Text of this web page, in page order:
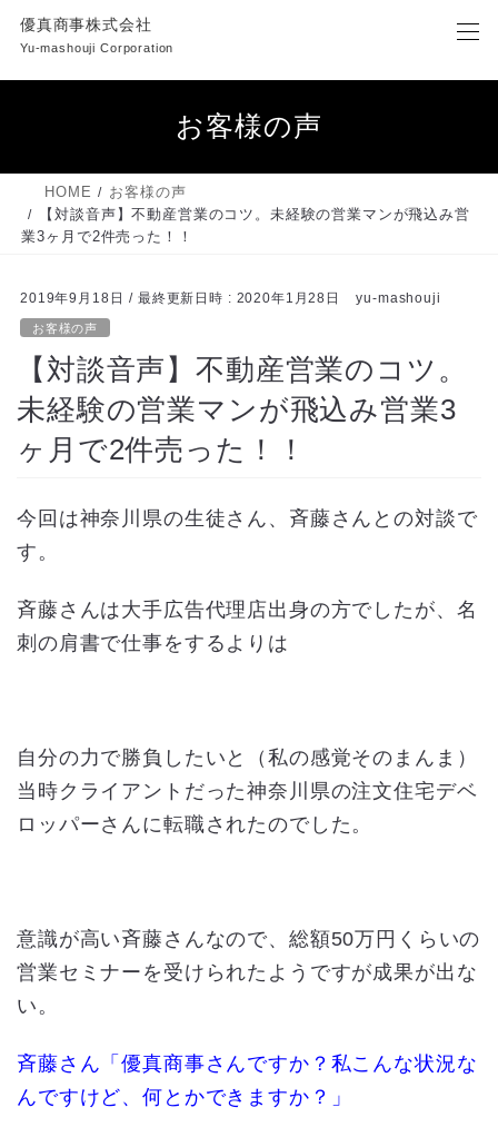
ン
キ
ー
に
優真商事株式会社
Yu-mashouji Corporation
お客様の声
HOME
お客様の声
【対談音声】不動産営業のコツ。未経験の営業マンが飛込み営
業3ヶ月で2件売った！！
2019年9月18日 / 最終更新日時 : 2020年1月28日 yu-mashouji
お客様の声
【対談音声】不動産営業のコツ。
未経験の営業マンが飛込み営業3
ヶ月で2件売った！！
今回は神奈川県の生徒さん、斉藤さんとの対談で
す。
斉藤さんは大手広告代理店出身の方でしたが、名
刺の肩書で仕事をするよりは
自分の力で勝負したいと（私の感覚そのまんま）
当時クライアントだった神奈川県の注文住宅デベ
ロッパーさんに転職されたのでした。
意識が高い斉藤さんなので、総額50万円くらいの
営業セミナーを受けられたようですが成果が出な
い。
斉藤さん「優真商事さんですか？私こんな状況な
んですけど、何とかできますか？」